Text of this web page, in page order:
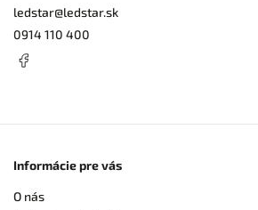
ledstar@ledstar.sk
0914 110 400
Informácie pre vás
O nás